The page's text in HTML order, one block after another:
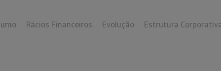
Rácios Financeiros Evolução Estrutura Corporativa